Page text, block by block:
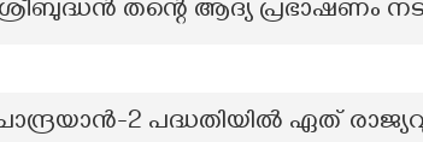
തന്റെ ആദ്യ പ്രഭാഷണം
2 പദ്ധതിയിൽ ഏത്